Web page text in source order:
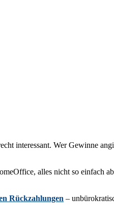
interessant. Wer Gewinne
alles nicht so einfach
Rückzahlungen –